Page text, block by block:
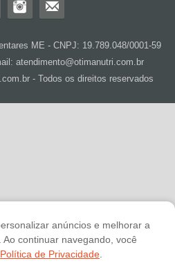
ME - CNPJ: 19.789.048/0001-59
atendimento@otimanutri.com.br
- Todos os direitos reservados
anúncios e melhorar a
continuar navegando, você
Política de Privacidade